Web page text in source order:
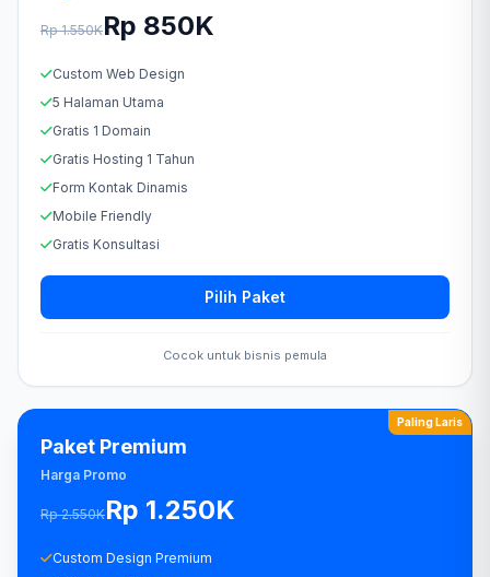
Rp 1.550KRp 850K
Custom Web Design
5 Halaman Utama
Gratis 1 Domain
Gratis Hosting 1 Tahun
Form Kontak Dinamis
Mobile Friendly
Gratis Konsultasi
Pilih Paket
Cocok untuk bisnis pemula
Paling Laris
Paket Premium
Harga Promo
Rp 2.550KRp 1.250K
Custom Design Premium